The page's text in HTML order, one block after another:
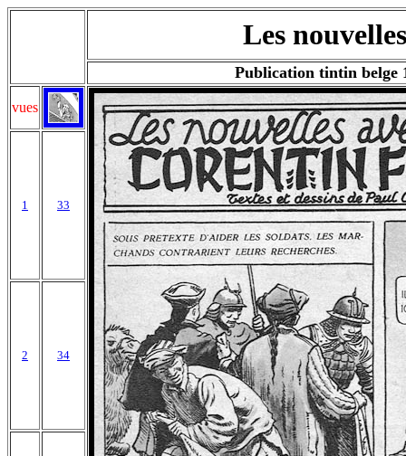
Les
Publication tintin
vues
1 33
2 34